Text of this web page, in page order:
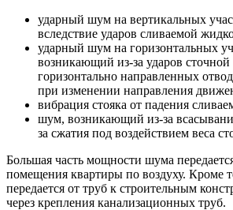
ударный шум на вертикальных
вследствие ударов сливаемой
ударный шум на горизонтальных
возникающий из-за ударов
горизонтально направленных
при изменении направления
вибрация стояка от падения
шум, возникающий из-за
за сжатия под воздействием веса
Большая часть мощности шума
помещения квартиры по воздуху. Кроме
передается от труб к строительным
через крепления канализационных труб.